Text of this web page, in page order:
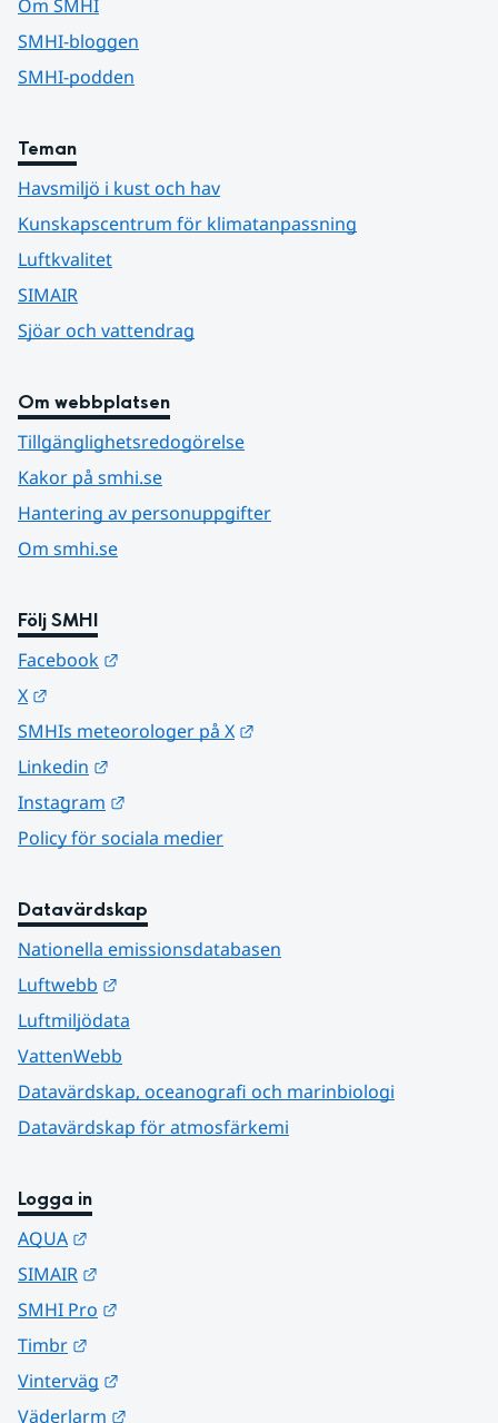
Om SMHI
SMHI-bloggen
SMHI-podden
Teman
Havsmiljö i kust och hav
Kunskapscentrum för klimatanpassning
Luftkvalitet
SIMAIR
Sjöar och vattendrag
Om webbplatsen
Tillgänglighetsredogörelse
Kakor på smhi.se
Hantering av personuppgifter
Om smhi.se
Följ SMHI
Facebook
X
SMHIs meteorologer på X
Linkedin
Instagram
Policy för sociala medier
Datavärdskap
Nationella emissionsdatabasen
Luftwebb
Luftmiljödata
VattenWebb
Datavärdskap, oceanografi och marinbiologi
Datavärdskap för atmosfärkemi
Logga in
AQUA
SIMAIR
SMHI Pro
Timbr
Vinterväg
Väderlarm